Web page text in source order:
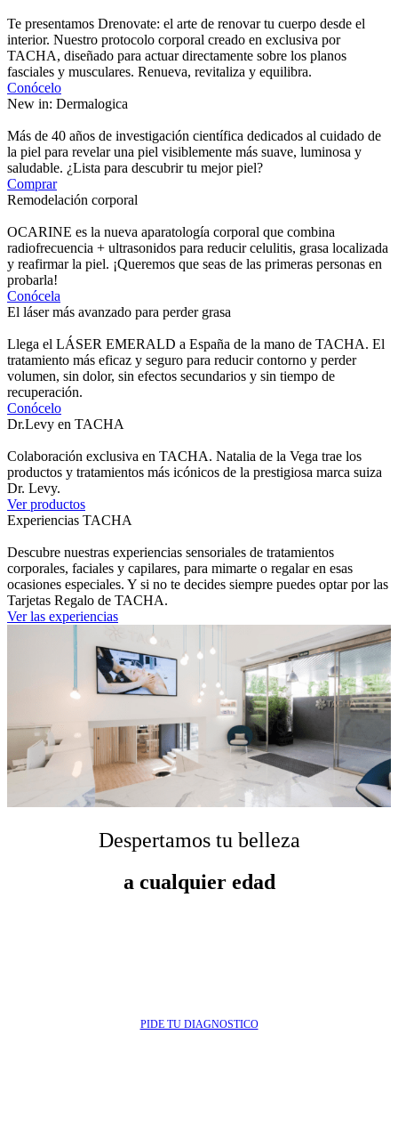
Te presentamos Drenovate: el arte de renovar tu cuerpo desde el
interior. Nuestro protocolo corporal creado en exclusiva por
TACHA, diseñado para actuar directamente sobre los planos
fasciales y musculares. Renueva, revitaliza y equilibra.
Conócelo
New in: Dermalogica
Más de 40 años de investigación científica dedicados al cuidado de
la piel para revelar una piel visiblemente más suave, luminosa y
saludable. ¿Lista para descubrir tu mejor piel?
Comprar
Remodelación corporal
OCARINE es la nueva aparatología corporal que combina
radiofrecuencia + ultrasonidos para reducir celulitis, grasa localizada
y reafirmar la piel. ¡Queremos que seas de las primeras personas en
probarla!
Conócela
El láser más avanzado para perder grasa
Llega el LÁSER EMERALD a España de la mano de TACHA. El
tratamiento más eficaz y seguro para reducir contorno y perder
volumen, sin dolor, sin efectos secundarios y sin tiempo de
recuperación.
Conócelo
Dr.Levy en TACHA
Colaboración exclusiva en TACHA. Natalia de la Vega trae los
productos y tratamientos más icónicos de la prestigiosa marca suiza
Dr. Levy.
Ver productos
Experiencias TACHA
Descubre nuestras experiencias sensoriales de tratamientos
corporales, faciales y capilares, para mimarte o regalar en esas
ocasiones especiales. Y si no te decides siempre puedes optar por las
Tarjetas Regalo de TACHA.
Ver las experiencias
Despertamos tu belleza
a cualquier edad
PIDE TU DIAGNOSTICO